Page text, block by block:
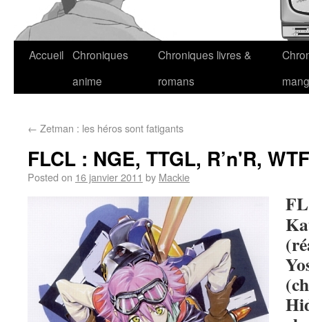
Accueil Chroniques
anime
Chroniques livres &
romans
← Zetman : les héros sont fatigants
FLCL : NGE, TTGL, R’n'R, WTF
Posted on 16 janvier 2011 by Mackie